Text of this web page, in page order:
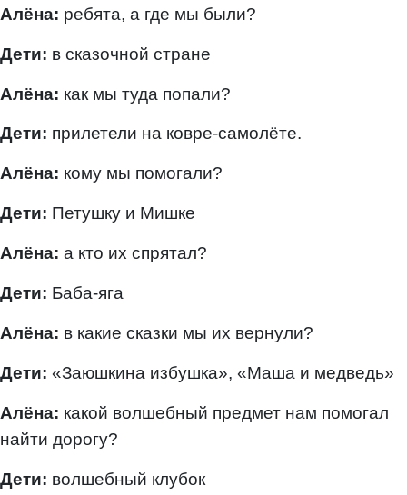
Алёна: ребята, а где мы были?
Дети: в сказочной стране
Алёна: как мы туда попали?
Дети: прилетели на ковре-самолёте.
Алёна: кому мы помогали?
Дети: Петушку и Мишке
Алёна: а кто их спрятал?
Дети: Баба-яга
Алёна: в какие сказки мы их вернули?
Дети: «Заюшкина избушка», «Маша и медведь»
Алёна: какой волшебный предмет нам помогал
найти дорогу?
Дети: волшебный клубок